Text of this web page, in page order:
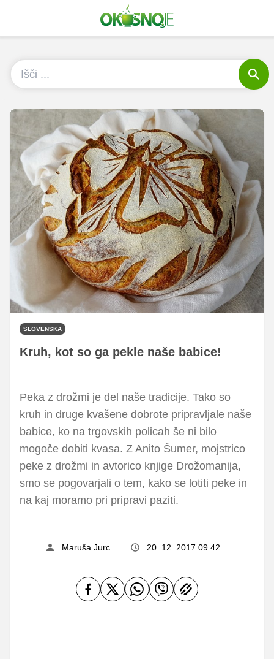
SLOVENSKA
Kruh, kot so ga pekle naše babice!
Peka z drožmi je del naše tradicije. Tako so
kruh in druge kvašene dobrote pripravljale naše
babice, ko na trgovskih policah še ni bilo
mogoče dobiti kvasa. Z Anito Šumer, mojstrico
peke z drožmi in avtorico knjige Drožomanija,
smo se pogovarjali o tem, kako se lotiti peke in
na kaj moramo pri pripravi paziti.
Maruša Jurc 20. 12. 2017 09.42